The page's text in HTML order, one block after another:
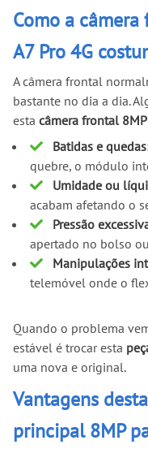
Como a
A7 Pro 4G
A câmera frontal
bastante no dia a dia.
esta câmera frontal 8MP
Batidas e quedas
quebre, o módulo
Umidade ou
acabam afetando o
Pressão
apertado no bolso
Manipulações
telemóvel onde o
Quando o problema
estável é trocar esta
uma nova e original.
Vantagens
principal 8MP